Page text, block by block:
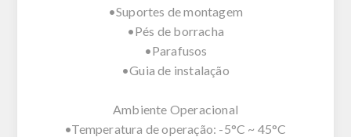
•Suportes de montagem
•Pés de borracha
•Parafusos
•Guia de instalação
Ambiente Operacional
•Temperatura de operação: -5°C ~ 45°C